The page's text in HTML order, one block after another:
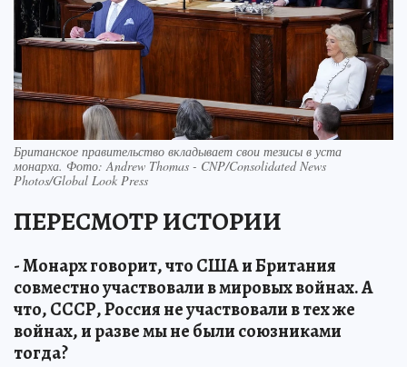
Британское правительство вкладывает свои тезисы в уста
монарха. Фото: Andrew Thomas - CNP/Consolidated News
Photos/Global Look Press
ПЕРЕСМОТР ИСТОРИИ
- Монарх говорит, что США и Британия
совместно участвовали в мировых войнах. А
что, СССР, Россия не участвовали в тех же
войнах, и разве мы не были союзниками
тогда?